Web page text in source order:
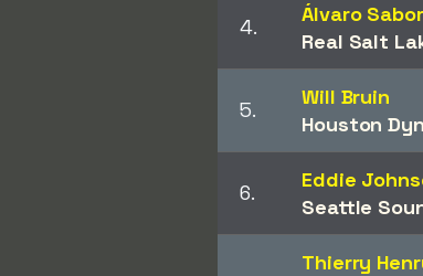
4.
Álvaro
Real Salt
5.
Will Bruin
Houston
6.
Eddie
Seattle
Thierry